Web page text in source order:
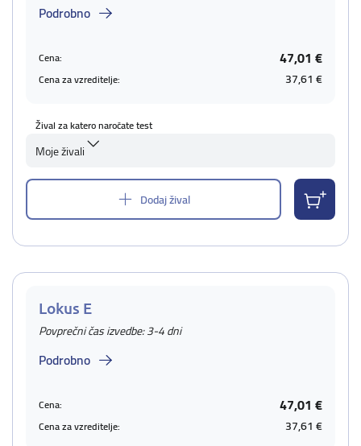
Podrobno
Cena: 47,01 €
Cena za vzreditelje: 37,61 €
Žival za katero naročate test
Moje živali
Dodaj žival
Lokus E
Povprečni čas izvedbe: 3-4 dni
Podrobno
Cena: 47,01 €
Cena za vzreditelje: 37,61 €